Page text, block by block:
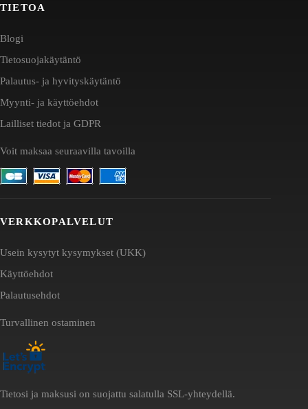
TIETOA
Blogi
Tietosuojakäytäntö
Palautus- ja hyvityskäytäntö
Myynti- ja käyttöehdot
Lailliset tiedot ja GDPR
Voit maksaa seuraavilla tavoilla
VERKKOPALVELUT
Usein kysytyt kysymykset (UKK)
Käyttöehdot
Palautusehdot
Turvallinen ostaminen
Tietosi ja maksusi on suojattu salatulla SSL-yhteydellä.